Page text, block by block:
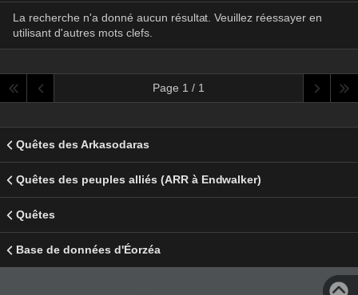
La recherche n'a donné aucun résultat. Veuillez réessayer en
utilisant d'autres mots clefs.
Page 1 / 1
Quêtes des Arkasodaras
Quêtes des peuples alliés (ARR à Endwalker)
Quêtes
Base de données d'Éorzéa